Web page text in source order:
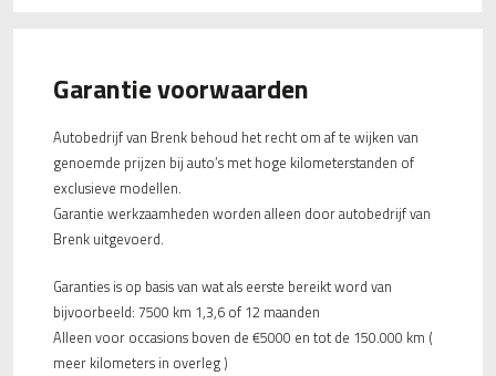
Garantie voorwaarden
Autobedrijf van Brenk behoud het recht om af te wijken van
genoemde prijzen bij auto’s met hoge kilometerstanden of
exclusieve modellen.
Garantie werkzaamheden worden alleen door autobedrijf van
Brenk uitgevoerd.
Garanties is op basis van wat als eerste bereikt word van
bijvoorbeeld: 7500 km 1,3,6 of 12 maanden
Alleen voor occasions boven de €5000 en tot de 150.000 km (
meer kilometers in overleg )